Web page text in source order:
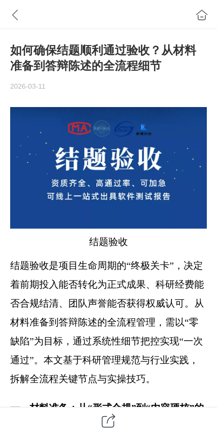
如何确保结题顺利通过验收？从材料
准备到答辩陈述的全流程细节
2026-03-11
结题验收
结题验收是项目生命周期的“终极关卡”，决定
着前期投入能否转化为正式成果、科研经费能
否合规结清、团队声誉能否获得权威认可。从
材料准备到答辩陈述的全流程管理，需以“零
缺陷”为目标，通过系统性细节把控实现“一次
通过”。本文基于科研管理规范与行业实践，
拆解全流程关键节点与实操技巧。
一、材料准备：从“形式合规”到“内容硬核”的